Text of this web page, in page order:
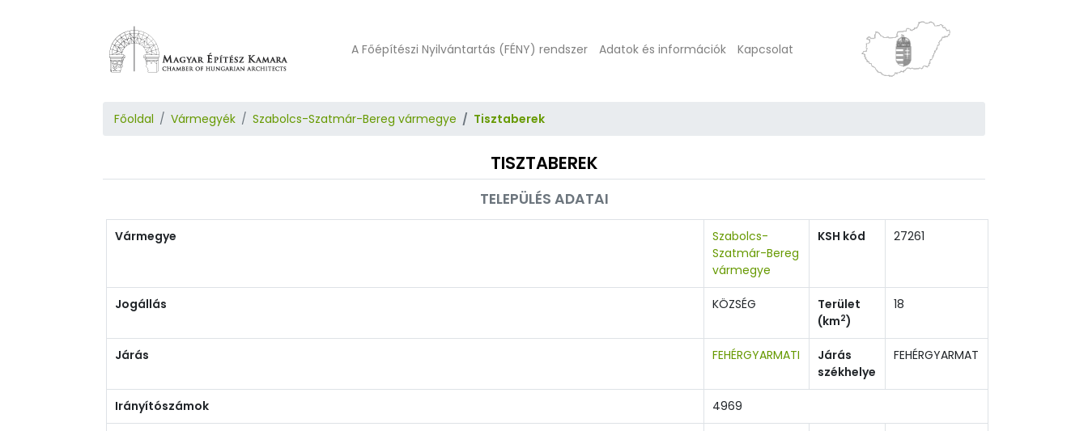
A Főépítészi Nyilvántartás (FÉNY) rendszer Adatok és információk Kapcsolat
Főoldal Vármegyék Szabolcs-Szatmár-Bereg vármegye Tisztaberek
TISZTABEREK
TELEPÜLÉS ADATAI
Vármegye
Szabolcs-
Szatmár-Bereg
vármegye
KSH kód 27261
Jogállás KÖZSÉG
Terület
(km2)
18
Járás FEHÉRGYARMATI
Járás
székhelye
FEHÉRGYARMAT
Irányítószámok 4969